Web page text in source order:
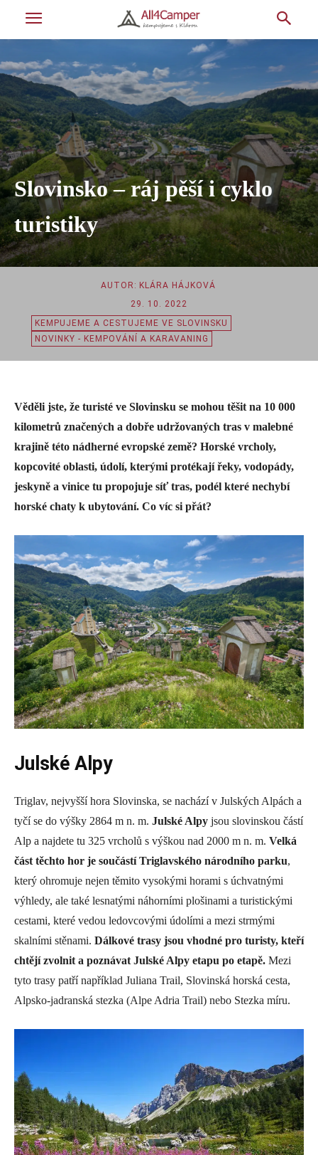
Slovinsko – ráj pěší i cyklo
turistiky
AUTOR: KLÁRA HÁJKOVÁ
29. 10. 2022
KEMPUJEME A CESTUJEME VE SLOVINSKU
NOVINKY - KEMPOVÁNÍ A KARAVANING
Věděli jste, že turisté ve Slovinsku se mohou těšit na 10 000
kilometrů značených a dobře udržovaných tras v malebné
krajině této nádherné evropské země? Horské vrcholy,
kopcovité oblasti, údolí, kterými protékají řeky, vodopády,
jeskyně a vinice tu propojuje síť tras, podél které nechybí
horské chaty k ubytování. Co víc si přát?
Julské Alpy
Triglav, nejvyšší hora Slovinska, se nachází v Julských Alpách a
tyčí se do výšky 2864 m n. m. Julské Alpy jsou slovinskou částí
Alp a najdete tu 325 vrcholů s výškou nad 2000 m n. m. Velká
část těchto hor je součástí Triglavského národního parku,
který ohromuje nejen těmito vysokými horami s úchvatnými
výhledy, ale také lesnatými náhorními plošinami a turistickými
cestami, které vedou ledovcovými údolími a mezi strmými
skalními stěnami. Dálkové trasy jsou vhodné pro turisty, kteří
chtějí zvolnit a poznávat Julské Alpy etapu po etapě. Mezi
tyto trasy patří například Juliana Trail, Slovinská horská cesta,
Alpsko-jadranská stezka (Alpe Adria Trail) nebo Stezka míru.